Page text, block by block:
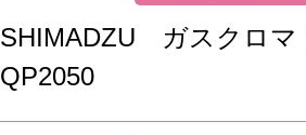
SHIMADZU ガスクロマ
QP2050